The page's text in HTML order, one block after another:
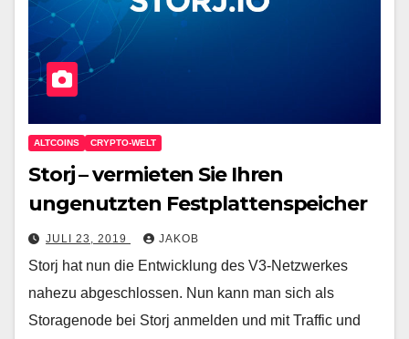
ALTCOINS CRYPTO-WELT
Storj – vermieten Sie Ihren
ungenutzten Festplattenspeicher
JULI 23, 2019 JAKOB
Storj hat nun die Entwicklung des V3-Netzwerkes
nahezu abgeschlossen. Nun kann man sich als
Storagenode bei Storj anmelden und mit Traffic und